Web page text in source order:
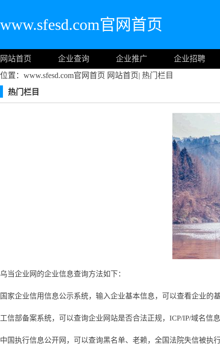
www.sfesd.com官网首页
网站首页 企业查询 企业推广
企业招聘
位置：www.sfesd.com官网首页 网站首页| 热门栏目
热门栏目
乌当企业网的企业信息查询方法如下：
国家企业信用信息公示系统，输入企业基本信息，可以查看企业的
工信部备案系统，可以查询企业网站是否合法正规，ICP/IP/域名信
中国执行信息公开网，可以查询黑名单、老赖，全国法院失信被执